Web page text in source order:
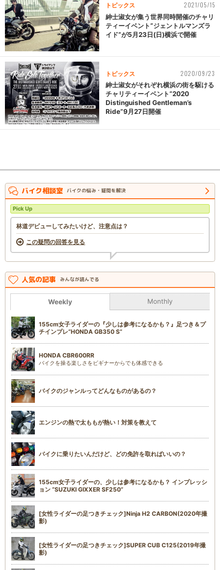
トピックス 2021/05/15
紳士淑女が集う世界同時開催のチャリ
ティーイベント“ジェントルマンズラ
イド”が5月23日(日)横浜で開催
トピックス 2020/09/23
紳士淑女がそれぞれ横浜の街を駆ける
チャリティーイベント“2020
Distinguished Gentleman’s
Ride”9月27日開催
バイク相談室 バイクの悩み・疑問を解決
Pick Up
林道デビューしてみたいけど、注意点は？
この疑問の回答を見る
人気の記事 みんなが読んでる
Weekly Monthly
155cm女子ライダーの『少しは参考になるかも？』足つき＆プ
チインプレ“HONDA GB350 S”
HONDA CBR600RR
バイクを操る楽しさをビギナーからでも体感できる
バイクのジャンルってどんなものがあるの？
エンジンの熱で太ももが熱い！対策を教えて
バイクに乗りたいんだけど、どの免許を取ればいいの？
155cm女子ライダーの、少しは参考になるかも？ インプレッシ
ョン “SUZUKI GIXXER SF250”
[女性ライダーの足つきチェック]Ninja H2 CARBON(2020年撮
影)
[女性ライダーの足つきチェック]SUPER CUB C125(2019年撮
影)